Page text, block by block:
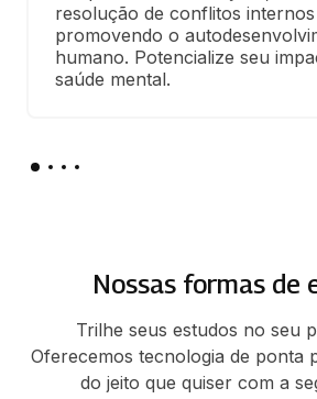
resolução de conflitos internos
promovendo o
humano. Potencialize seu
saúde mental.
Nossas formas de
Trilhe seus estudos no seu
Oferecemos tecnologia de ponta
do jeito que quiser com a